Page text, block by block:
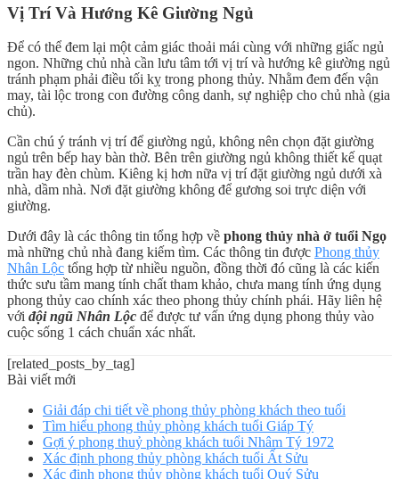
Vị Trí Và Hướng Kê Giường Ngủ
Để có thể đem lại một cảm giác thoải mái cùng với những giấc ngủ
ngon. Những chủ nhà cần lưu tâm tới vị trí và hướng kê giường ngủ
tránh phạm phải điều tối kỵ trong phong thủy. Nhằm đem đến vận
may, tài lộc trong con đường công danh, sự nghiệp cho chủ nhà (gia
chủ).
Cần chú ý tránh vị trí để giường ngủ, không nên chọn đặt giường
ngủ trên bếp hay bàn thờ. Bên trên giường ngủ không thiết kế quạt
trần hay đèn chùm. Kiêng kị hơn nữa vị trí đặt giường ngủ dưới xà
nhà, dầm nhà. Nơi đặt giường không để gương soi trực diện với
giường.
Dưới đây là các thông tin tổng hợp về phong thủy nhà ở tuổi Ngọ
mà những chủ nhà đang kiếm tìm. Các thông tin được Phong thủy
Nhân Lộc tổng hợp từ nhiều nguồn, đồng thời đó cũng là các kiến
thức sưu tầm mang tính chất tham khảo, chưa mang tính ứng dụng
phong thủy cao chính xác theo phong thủy chính phái. Hãy liên hệ
với đội ngũ Nhân Lộc để được tư vấn ứng dụng phong thủy vào
cuộc sống 1 cách chuẩn xác nhất.
[related_posts_by_tag]
Bài viết mới
Giải đáp chi tiết về phong thủy phòng khách theo tuổi
Tìm hiểu phong thủy phòng khách tuổi Giáp Tý
Gợi ý phong thuỷ phòng khách tuổi Nhâm Tý 1972
Xác định phong thủy phòng khách tuổi Ất Sửu
Xác định phong thủy phòng khách tuổi Quý Sửu